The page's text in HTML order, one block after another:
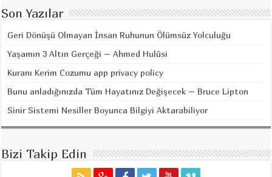
Son Yazılar
Geri Dönüşü Olmayan İnsan Ruhunun Ölümsüz Yolculuğu
Yaşamın 3 Altın Gerçeği – Ahmed Hulûsi
Kuranı Kerim Cozumu app privacy policy
Bunu anladığınızda Tüm Hayatınız Değişecek – Bruce Lipton
Sinir Sistemi Nesiller Boyunca Bilgiyi Aktarabiliyor
Bizi Takip Edin